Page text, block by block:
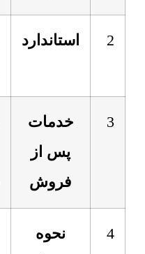
2 استاندارد
3
خدمات
پس از
فروش
4
نحوه